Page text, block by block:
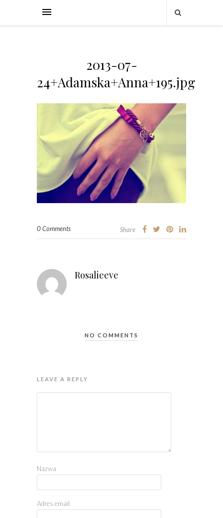
2013-07-
24+Adamska+Anna+195.jpg
0 Comments Share
Rosalieeve
NO COMMENTS
LEAVE A REPLY
Nazwa
Adres email